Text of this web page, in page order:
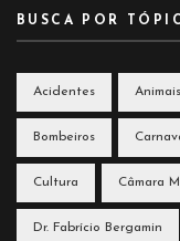
BUSCA POR
Acidentes Animais
Bombeiros
Cultura Câmara
Dr. Fabrício Bergamin